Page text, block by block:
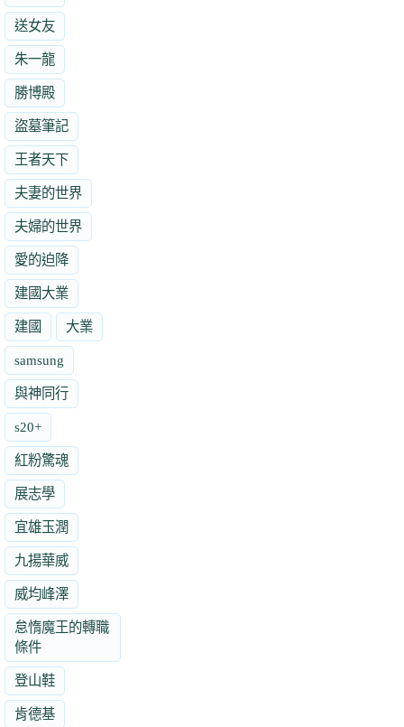
送女友
朱一龍
勝博殿
盜墓筆記
王者天下
夫妻的世界
夫婦的世界
愛的迫降
建國大業
建國 大業
samsung
與神同行
s20+
紅粉驚魂
展志學
宜雄玉潤
九揚華威
威均峰澤
怠惰魔王的轉職
條件
登山鞋
肯德基